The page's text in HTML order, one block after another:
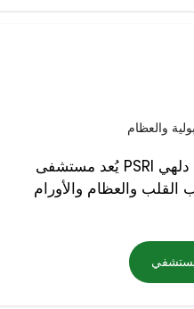
والعظام
يُعد مستشفى PSRI من أفضل المستشفيات المتعددة التخصصات في دلهي
والعظام والأورام